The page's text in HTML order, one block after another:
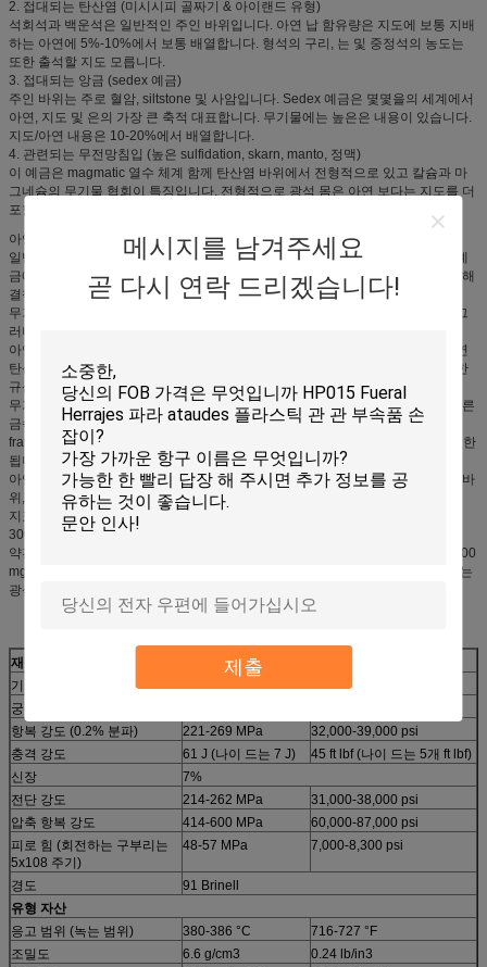
메시지를 남겨주세요
곧 다시 연락 드리겠습니다!
제출
2. 접대되는 탄산염 (미시시피 골짜기 & 아이랜드 유형)
석회석과 백운석은 일반적인 주인 바위입니다. 아연 납 함유량은 지도에 보통 지배
하는 아연에 5%-10%에서 보통 배열합니다. 형석의 구리, 는 및 중정석의 농도는
또한 출석할 지도 모릅니다.
3. 접대되는 앙금 (sedex 예금)
주인 바위는 주로 혈암, siltstone 및 사암입니다. Sedex 예금은 몇몇을의 세계에서
아연, 지도 및 은의 가장 큰 축적 대표합니다. 무기물에는 높은은 내용이 있습니다.
지도/아연 내용은 10-20%에서 배열합니다.
4. 관련되는 무전망침입 (높은 sulfidation, skarn, manto, 정맥)
이 예금은 magmatic 열수 체계 함께 탄산염 바위에서 전형적으로 있고 칼슘과 마
그네슘의 무기물 협회이 특징입니다. 전형적으로 광석 몸은 아연 보다는 지도를 더
포함하고 은과 연관됩니다.
아연 무기물
일반적으로 찾아낸 아연 무기물은 섬아연광 (ZnS) 거의 모든 지금 채광한 아연 예
금에서 있는 일컬어 아연 섬아연광입니다. 무기물은 순수한 아연 황하물로 열수 해
결책에서 결정합니다.
무기물 marmatite는 제련하기 것은 쉽지 않기 때문에, 일반적으로 있지 않으며 그
러나 드물게 개발되는 복잡한 아연 철 황하물입니다.
아연 예금은 산화물과 탄산염으로 지표면에 수시로 개조됩니다 가깝습니다. 아연
탄산염 – 북아메리카에서 무기물 칼라민 (smithsonite) –의 소량은 수시로 수화한
규산염 무기물 일컬어 이극광을 나타납니다.
무기물 황철광과 방연광의 모양으로 철과 지도 황하물은, 뜻깊은 양에서 항상 다른
금속의 소량이 일반적으로 있는 동안 관련됩니다.
franklinite zincite와 같은 변성으로 형성된 산화물 아연 광석은 약간 예금으로 제한
됩니다.
아연은 우리의 환경의 지표 그리고 고유한 부속의 자연적인 성분입니다. 아연은 바
위, 토양, 공기 및 물에서 출석하. 식물, 동물 및 인간은 또한 아연을 포함합니다.
지표에 있는 아연의 평균 자연적인 수준은 70 mg/kg (자체 무게)이어, 10 그리고
300 mg/kg (Malle 1992년) 사이에서 배열하.
약간 지역에서는, 아연은 자연적인 지질과 지구화학 과정 (5-15% 50,000-150,000
mg/kg)에 의해 매우 상부에 집중되었습니다. 지표면에 찾아내다 지하 그런 농도는
광석 몸으로, 이용되고 있습니다.
재산 미터 가치
기계적 성질
궁극 장력 강도
항복 강도 (0.2% 분파)
221-269 MPa
32,000-39,000 psi
충격 강도
61 J (나이 드는 7 J)
45 ft lbf (나이 드는 5개 ft lbf)
신장
7%
전단 강도
214-262 MPa
31,000-38,000 psi
압축 항복 강도
414-600 MPa
60,000-87,000 psi
피로 힘 (회전하는 구부리는
5x108 주기)
48-57 MPa 7,000-8,300 psi
경도
91 Brinell
유형 자산
응고 범위 (녹는 범위)
380-386 °C
716-727 °F
조밀도
6.6 g/cm3
0.24 lb/in3